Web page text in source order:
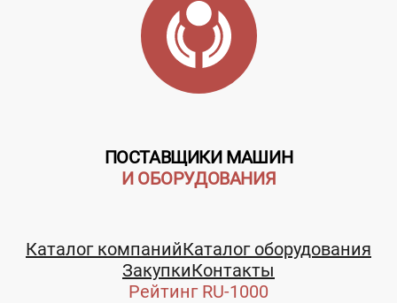
ПОСТАВЩИКИ МАШИН
И ОБОРУДОВАНИЯ
Каталог компанийКаталог оборудования
ЗакупкиКонтакты
Рейтинг RU-1000